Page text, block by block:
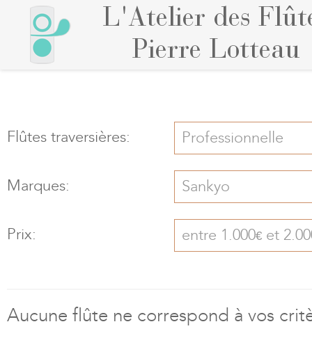
L'Atelier des
Pierre Lotteau
Flûtes traversières: Professionnelle
Marques: Sankyo
Prix: entre 1.000€ et
Aucune flûte ne correspond à vos